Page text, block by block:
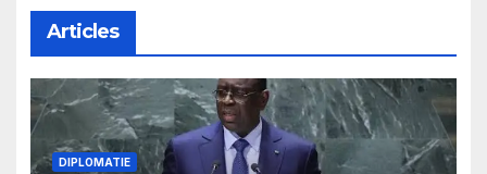
Articles
DIPLOMATIE